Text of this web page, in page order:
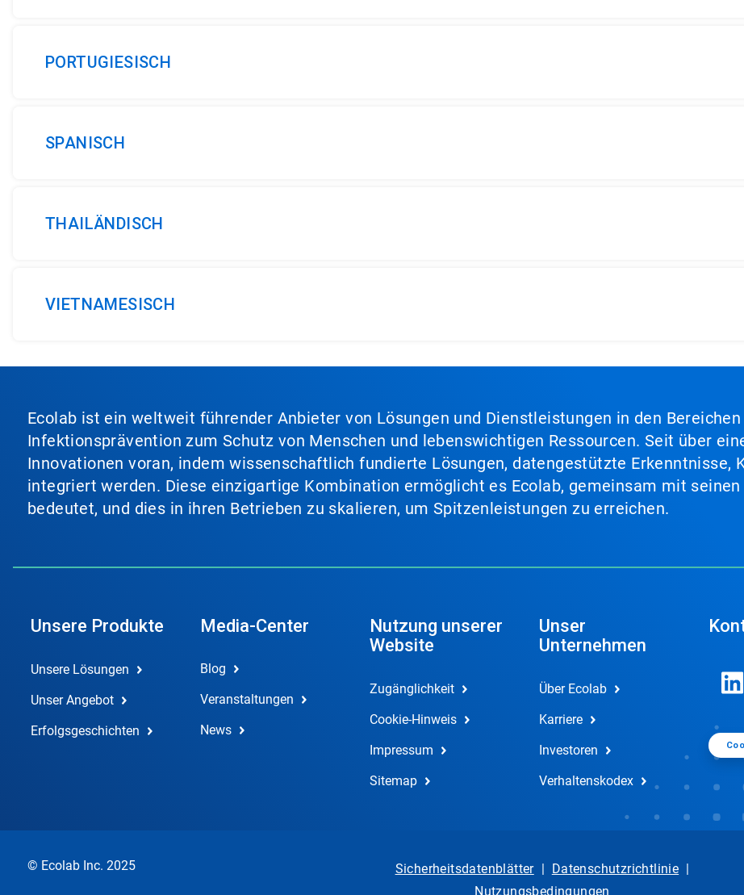
PORTUGIESISCH
SPANISCH
THAILÄNDISCH
VIETNAMESISCH
Ecolab ist ein weltweit führender Anbieter von Lösungen und Dienstleistungen in den Bereichen
Infektionsprävention zum Schutz von Menschen und lebenswichtigen Ressourcen. Seit über
Innovationen voran, indem wissenschaftlich fundierte Lösungen, datengestützte Erkenntnisse,
integriert werden. Diese einzigartige Kombination ermöglicht es Ecolab, gemeinsam mit
bedeutet, und dies in ihren Betrieben zu skalieren, um Spitzenleistungen zu erreichen.
Unsere Produkte
Unsere Lösungen
Unser Angebot
Erfolgsgeschichten
Media-Center
Blog
Veranstaltungen
News
Nutzung unserer
Website
Zugänglichkeit
Cookie-Hinweis
Impressum
Sitemap
Unser
Unternehmen
Über Ecolab
Karriere
Investoren
Verhaltenskodex
© Ecolab Inc. 2025 Sicherheitsdatenblätter| Datenschutzrichtlinie |
Nutzungsbedingungen